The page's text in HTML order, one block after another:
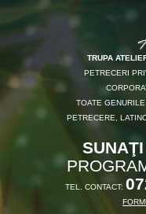
TRUPA
PETRECERI
TOATE
PETRECERE,
TEL. CONTACT: